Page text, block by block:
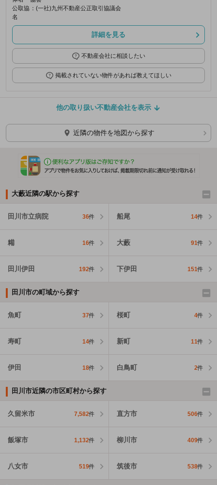
公取協
名
：(一社)九州不動産公正取引協議会
詳細を見る
不動産会社に相談したい
掲載されていない物件があれば教えてほしい
他の取り扱い不動産会社を表示
近隣の物件を地図から探す
大藪近隣の駅から探す
田川市立病院 36件 船尾 14件
糒 16件 大藪 91件
田川伊田 192件 下伊田 151件
田川市の町域から探す
魚町 37件 桜町 4件
寿町 14件 新町 11件
伊田 18件 白鳥町 2件
田川市近隣の市区町村から探す
久留米市 7,582件 直方市 506件
飯塚市 1,132件 柳川市 409件
八女市 519件 筑後市 538件